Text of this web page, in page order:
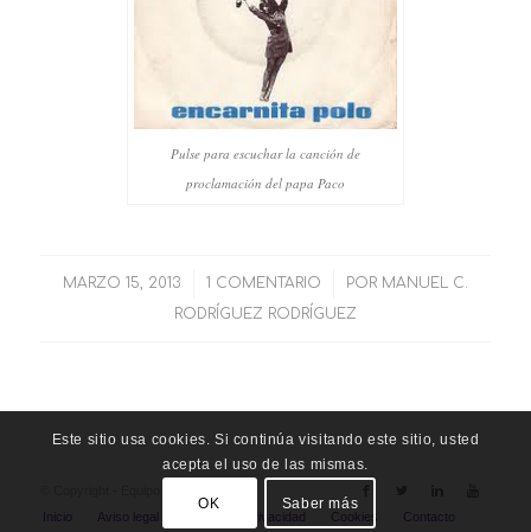
Pulse para escuchar la canción de
proclamación del papa Paco
MARZO 15, 2013
/ 1 COMENTARIO
/ POR MANUEL C.
RODRÍGUEZ RODRÍGUEZ
Inicio
Aviso legal Política de privacidad Cookies Contacto
Este sitio usa cookies. Si continúa visitando este sitio, usted
acepta el uso de las mismas.
OK Saber más